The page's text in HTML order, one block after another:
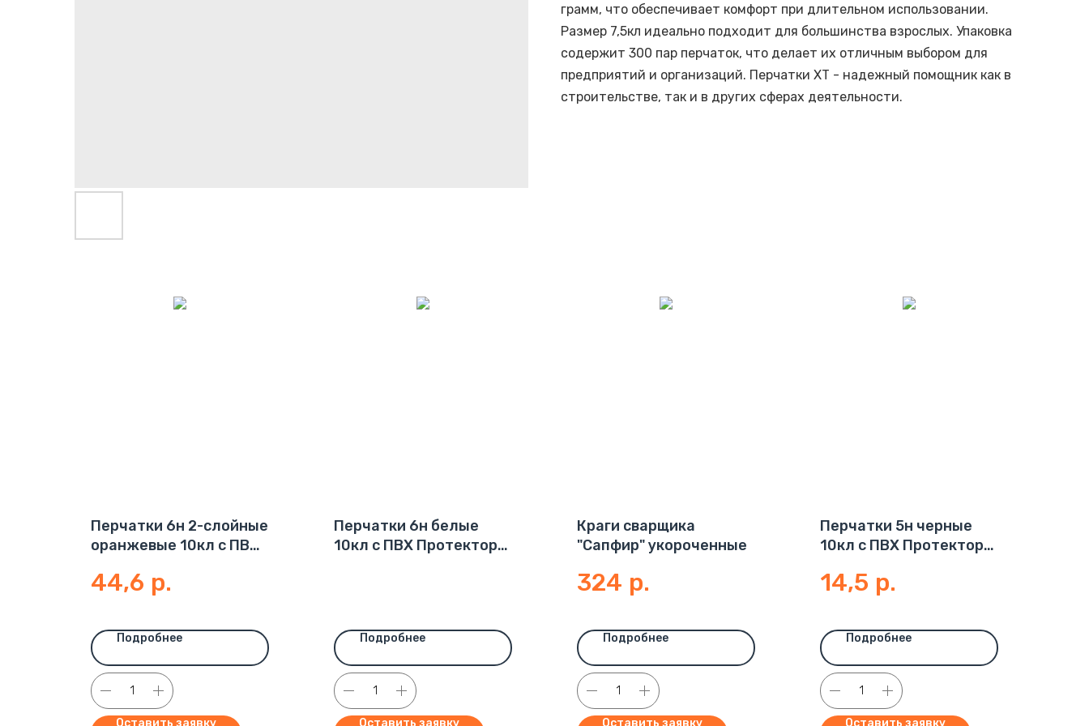
грамм, что обеспечивает комфорт при длительном использовании.
Размер 7,5кл идеально подходит для большинства взрослых. Упаковка
содержит 300 пар перчаток, что делает их отличным выбором для
предприятий и организаций. Перчатки ХТ - надежный помощник как в
строительстве, так и в других сферах деятельности.
Перчатки 6н 2-слойные
оранжевые 10кл с ПВХ
(200пар)
44,6 р.
Подробнее
Оставить заявку
Перчатки 6н белые
10кл с ПВХ Протектор
Подробнее
Оставить заявку
Краги сварщика
"Сапфир" укороченные
324 р.
Подробнее
Оставить заявку
Перчатки 5н черные
10кл с ПВХ Протектор
14,5 р.
Подробнее
Оставить заявку